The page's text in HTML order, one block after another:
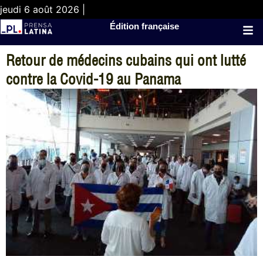
jeudi 6 août 2026 |
Édition française
Retour de médecins cubains qui ont lutté
contre la Covid-19 au Panama